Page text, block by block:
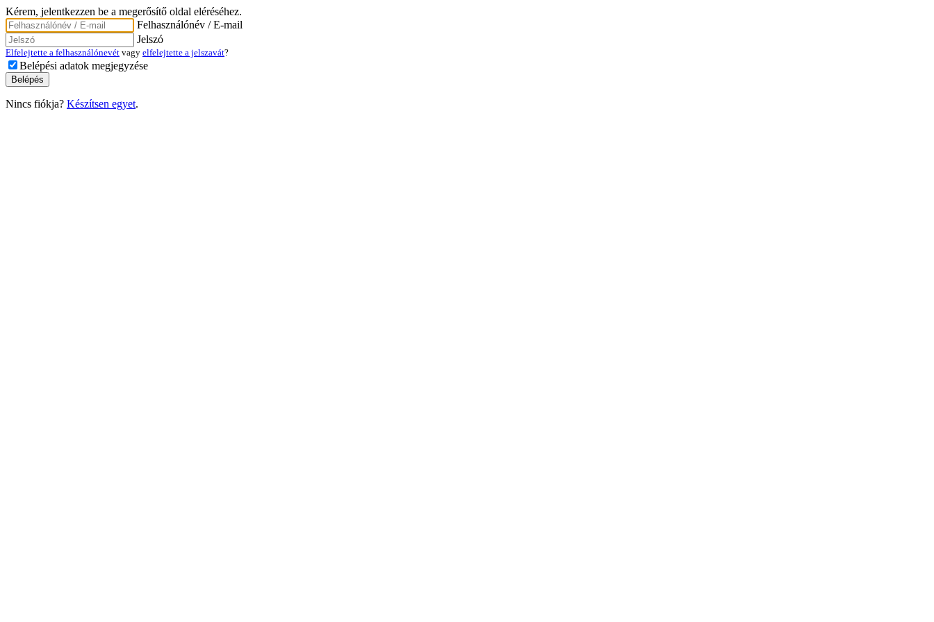
Kérem, jelentkezzen be a megerősítő oldal eléréséhez.
Felhasználónév / E-mail
Jelszó
Elfelejtette a felhasználónevét vagy elfelejtette a jelszavát?
Belépési adatok megjegyzése
Nincs fiókja? Készítsen egyet.